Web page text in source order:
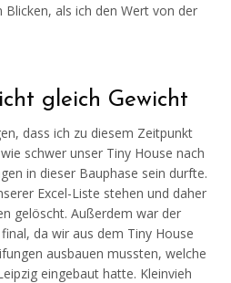
als ich den Wert von der
gleich Gewicht
dass ich zu diesem Zeitpunkt
schwer unser Tiny House nach
in dieser Bauphase sein durfte.
Excel-Liste stehen und daher
gelöscht. Außerdem war der
da wir aus dem Tiny House
ausbauen mussten, welche
eingebaut hatte. Kleinvieh